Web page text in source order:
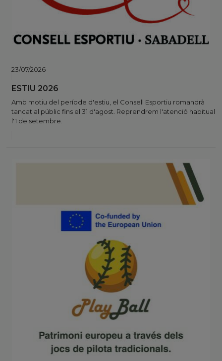
ESTIU 2026
Amb motiu del període d'estiu, el Consell Esportiu romandrà
tancat al públic fins el 31 d'agost. Reprendrem l'atenció habitual
l'1 de setembre.
23/07/2026